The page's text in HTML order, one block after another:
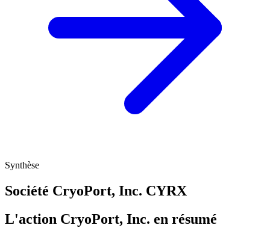
Synthèse
Société CryoPort, Inc. CYRX
L'action CryoPort, Inc. en résumé